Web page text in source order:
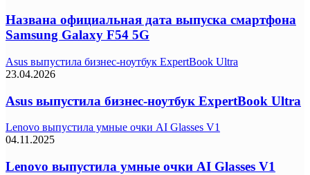
Названа официальная дата выпуска смартфона
Samsung Galaxy F54 5G
Asus выпустила бизнес-ноутбук ExpertBook Ultra
23.04.2026
Asus выпустила бизнес-ноутбук ExpertBook Ultra
Lenovo выпустила умные очки AI Glasses V1
04.11.2025
Lenovo выпустила умные очки AI Glasses V1